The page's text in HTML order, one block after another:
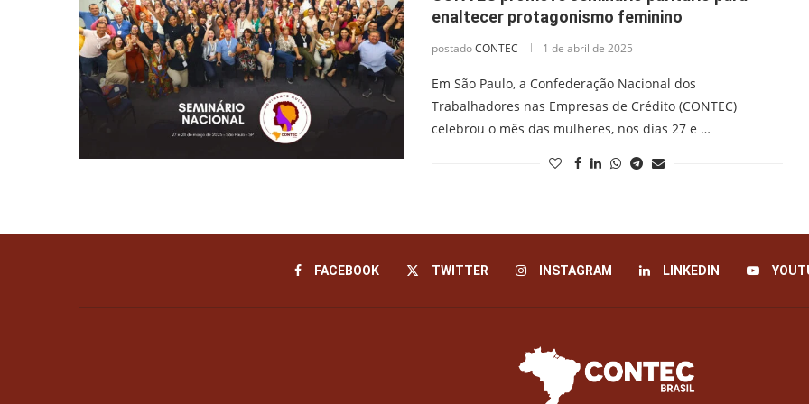
enaltecer protagonismo feminino
postadoCONTEC 1 de abril de 2025
Em São Paulo, a Confederação Nacional dos
Trabalhadores nas Empresas de Crédito (CONTEC)
celebrou o mês das mulheres, nos dias 27 e …
FACEBOOK TWITTER INSTAGRAM LINKEDIN